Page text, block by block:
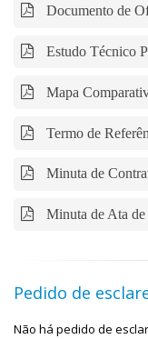
Documento de
Estudo Técnico
Mapa
Termo de
Minuta de
Minuta de Ata de
Pedido de
Não há pedido de